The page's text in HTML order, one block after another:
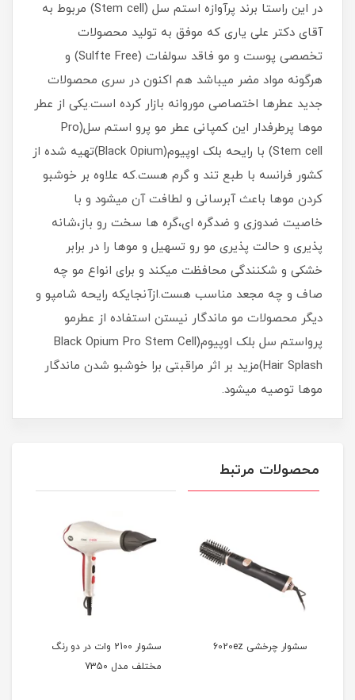
در این راستا برند پرآوازه استم سل (Stem cell) مربوط به
آقای دکتر علی یاری که موفق به تولید محصولات
تخصصی پوست و مو فاقد سولفات (Sulfte Free) و
هرگونه مواد مضر میباشد هم اکنون در سری محصولات
جدید عطرها اختصاصی موروانه بازار کرده است.یکی از عطر
موها پرطرفدار این کمپانی عطر مو پرو استم سل(Pro
Stem cell) با رایحه بلک اوپیوم(Black Opium)تهیه شده از
کشور فرانسه با طبع تند و گرم هست.که علاوه بر خوشبو
کردن موها باعث آبرسانی و لطافت آن میشود و با
خاصیت ضدوزی و ضدگره ای،گره ها سخت رو باز،شانه
پذیری و حالت پذیری مو رو تسهیل و موها را در برابر
خشکی و شکنندگی محافظت میکند و برای انواع مو چه
صاف و چه مجعد مناسب هست.ازآنجایکه رایحه شامپو و
دیگر محصولات مو ماندگار نیستن استفاده از عطرمو
پرواستم سل بلک اوپیوم(Black Opium Pro Stem Cell
Hair Splash)مزید بر اثر مراقبتی برا خوشبو شدن ماندگار
موها توصیه میشود.
محصولات مرتبط
سشوار چرخشی 6020ez
سشوار 2100 وات در دو رنگ
مختلف مدل 7350